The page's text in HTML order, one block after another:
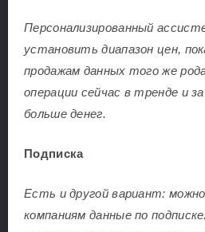
Персонализированный
установить диапазон цен,
продажам данных того же
операции сейчас в тренде и
больше денег.
Подписка
Есть и другой вариант:
компаниям данные по